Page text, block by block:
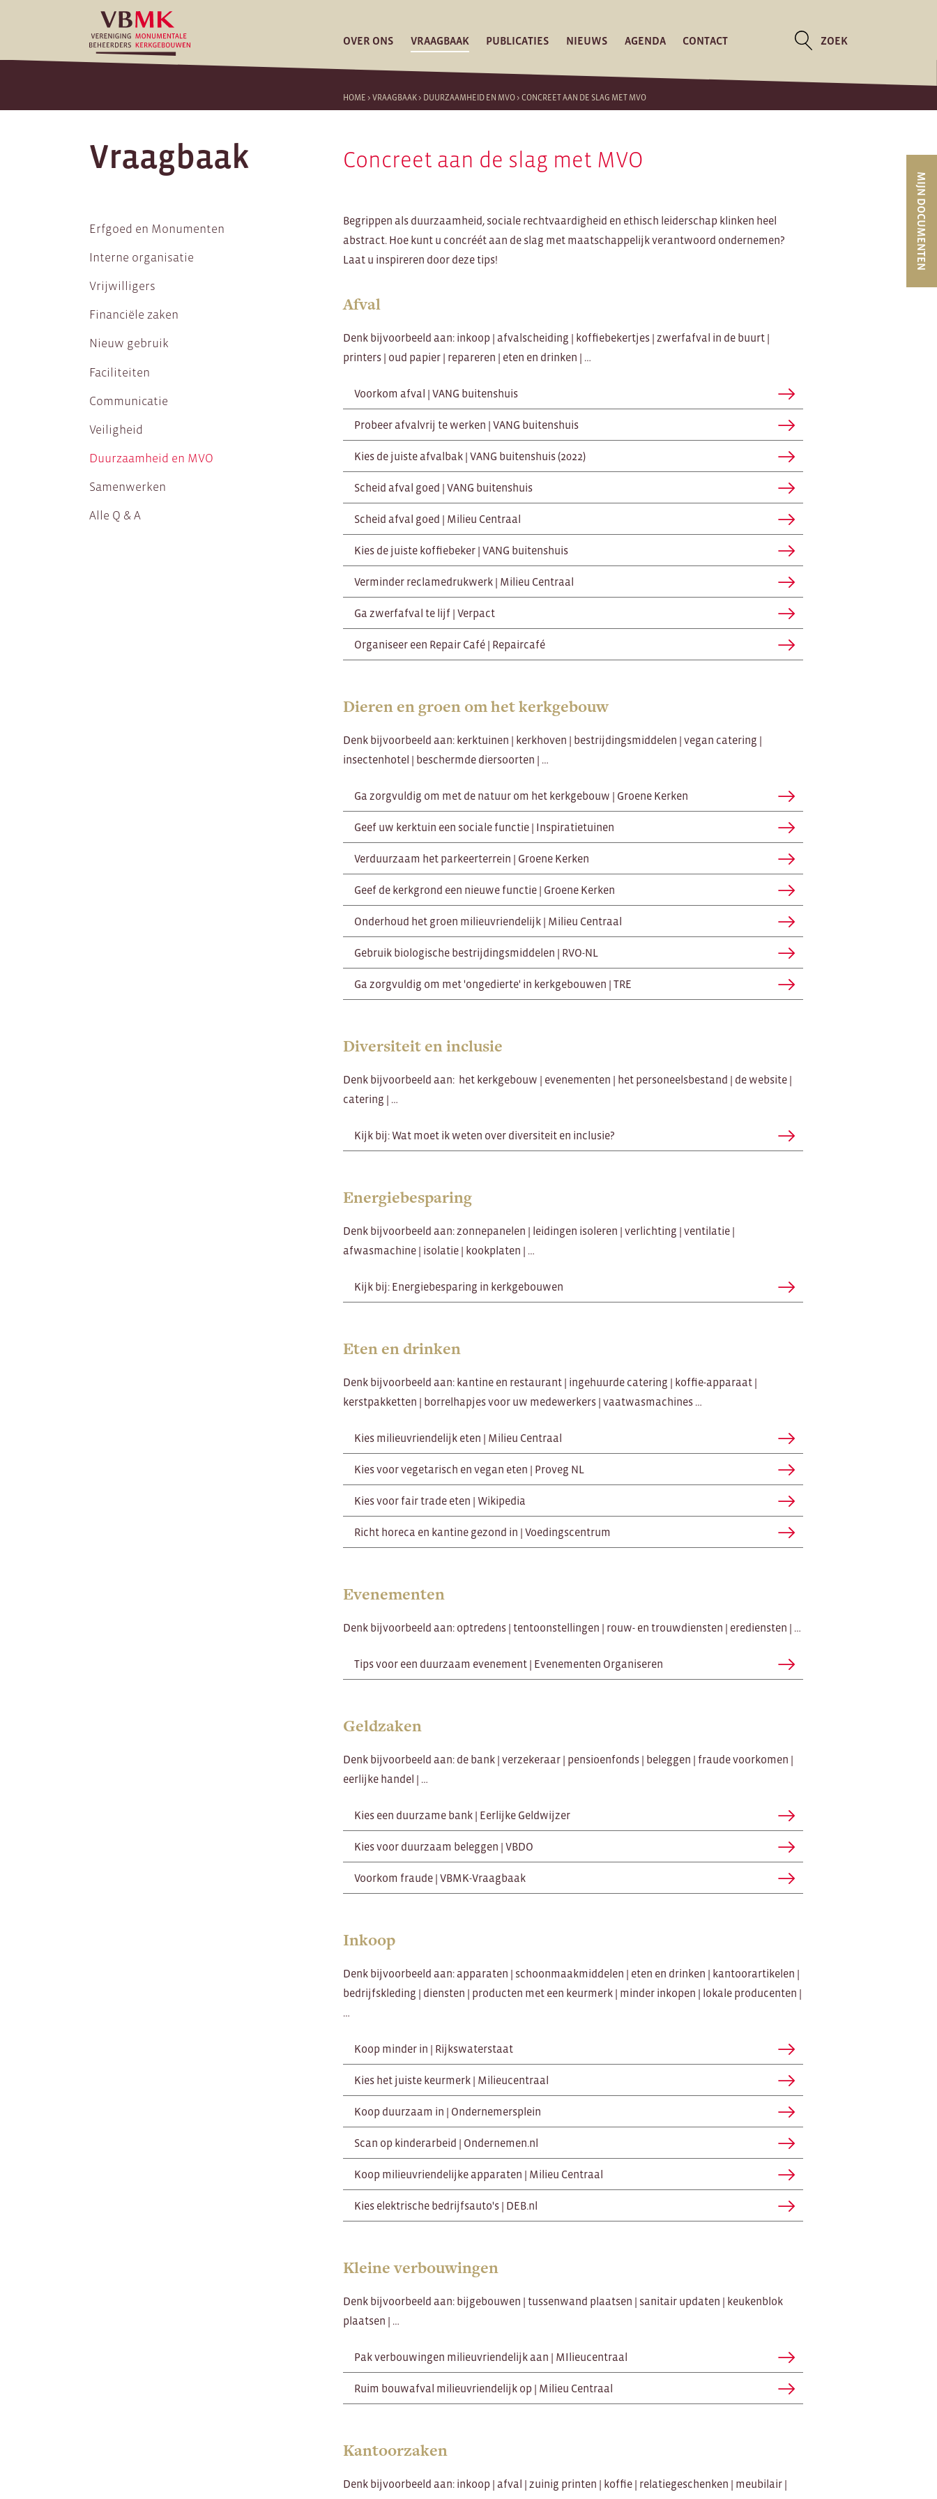
OVER ONS VRAAGBAAK PUBLICATIES NIEUWS AGENDA CONTACT ZOEK
HOME >VRAAGBAAK> DUURZAAMHEID EN MVO>CONCREET AAN DE SLAG MET MVO
Vraagbaak
Erfgoed en Monumenten
Interne organisatie
Vrijwilligers
Financiële zaken
Nieuw gebruik
Faciliteiten
Communicatie
Veiligheid
Duurzaamheid en MVO
Samenwerken
Alle Q & A
MIJN DOCUMENTEN
Concreet aan de slag met MVO
Begrippen als duurzaamheid, sociale rechtvaardigheid en ethisch leiderschap klinken heel
abstract. Hoe kunt u concréét aan de slag met maatschappelijk verantwoord ondernemen?
Laat u inspireren door deze tips!
Afval
Denk bijvoorbeeld aan: inkoop | afvalscheiding | koffiebekertjes | zwerfafval in de buurt |
printers | oud papier | repareren | eten en drinken | …
Voorkom afval | VANG buitenshuis
Probeer afvalvrij te werken | VANG buitenshuis
Kies de juiste afvalbak | VANG buitenshuis (2022)
Scheid afval goed | VANG buitenshuis
Scheid afval goed | Milieu Centraal
Kies de juiste koffiebeker | VANG buitenshuis
Verminder reclamedrukwerk | Milieu Centraal
Ga zwerfafval te lijf | Verpact
Organiseer een Repair Café | Repaircafé
Dieren en groen om het kerkgebouw
Denk bijvoorbeeld aan: kerktuinen | kerkhoven | bestrijdingsmiddelen | vegan catering |
insectenhotel | beschermde diersoorten | …
Ga zorgvuldig om met de natuur om het kerkgebouw | Groene Kerken
Geef uw kerktuin een sociale functie | Inspiratietuinen
Verduurzaam het parkeerterrein | Groene Kerken
Geef de kerkgrond een nieuwe functie | Groene Kerken
Onderhoud het groen milieuvriendelijk | Milieu Centraal
Gebruik biologische bestrijdingsmiddelen | RVO-NL
Ga zorgvuldig om met 'ongedierte' in kerkgebouwen | TRE
Diversiteit en inclusie
Denk bijvoorbeeld aan: het kerkgebouw | evenementen | het personeelsbestand | de website |
catering | …
Kijk bij: Wat moet ik weten over diversiteit en inclusie?
Energiebesparing
Denk bijvoorbeeld aan: zonnepanelen | leidingen isoleren | verlichting | ventilatie |
afwasmachine | isolatie | kookplaten | …
Kijk bij: Energiebesparing in kerkgebouwen
Eten en drinken
Denk bijvoorbeeld aan: kantine en restaurant | ingehuurde catering | koffie-apparaat |
kerstpakketten | borrelhapjes voor uw medewerkers | vaatwasmachines …
Kies milieuvriendelijk eten | Milieu Centraal
Kies voor vegetarisch en vegan eten | Proveg NL
Kies voor fair trade eten | Wikipedia
Richt horeca en kantine gezond in | Voedingscentrum
Evenementen
Denk bijvoorbeeld aan: optredens | tentoonstellingen | rouw- en trouwdiensten | erediensten | …
Tips voor een duurzaam evenement | Evenementen Organiseren
Geldzaken
Denk bijvoorbeeld aan: de bank | verzekeraar | pensioenfonds | beleggen | fraude voorkomen |
eerlijke handel | …
Kies een duurzame bank | Eerlijke Geldwijzer
Kies voor duurzaam beleggen | VBDO
Voorkom fraude | VBMK-Vraagbaak
Inkoop
Denk bijvoorbeeld aan: apparaten | schoonmaakmiddelen | eten en drinken | kantoorartikelen |
bedrijfskleding | diensten | producten met een keurmerk | minder inkopen | lokale producenten |
…
Koop minder in | Rijkswaterstaat
Kies het juiste keurmerk | Milieucentraal
Koop duurzaam in | Ondernemersplein
Scan op kinderarbeid | Ondernemen.nl
Koop milieuvriendelijke apparaten | Milieu Centraal
Kies elektrische bedrijfsauto's | DEB.nl
Kleine verbouwingen
Denk bijvoorbeeld aan: bijgebouwen | tussenwand plaatsen | sanitair updaten | keukenblok
plaatsen | …
Pak verbouwingen milieuvriendelijk aan | MIlieucentraal
Ruim bouwafval milieuvriendelijk op | Milieu Centraal
Kantoorzaken
Denk bijvoorbeeld aan: inkoop | afval | zuinig printen | koffie | relatiegeschenken | meubilair |